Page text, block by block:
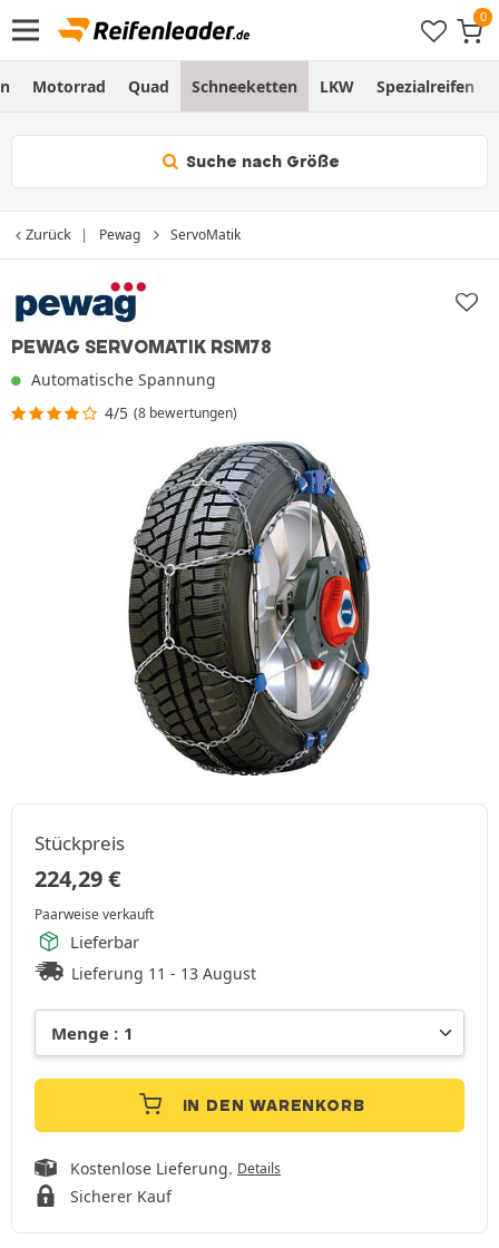
Motorrad Quad Schneeketten LKW Spezialreifen
Suche nach Größe
Zurück Pewag ServoMatik
PEWAG SERVOMATIK RSM78
Automatische Spannung
4/5 (8 bewertungen)
Stückpreis
224,29€
Paarweise verkauft
Lieferbar
Lieferung 11 - 13 August
IN DEN WARENKORB
Kostenlose Lieferung. Details
Sicherer Kauf